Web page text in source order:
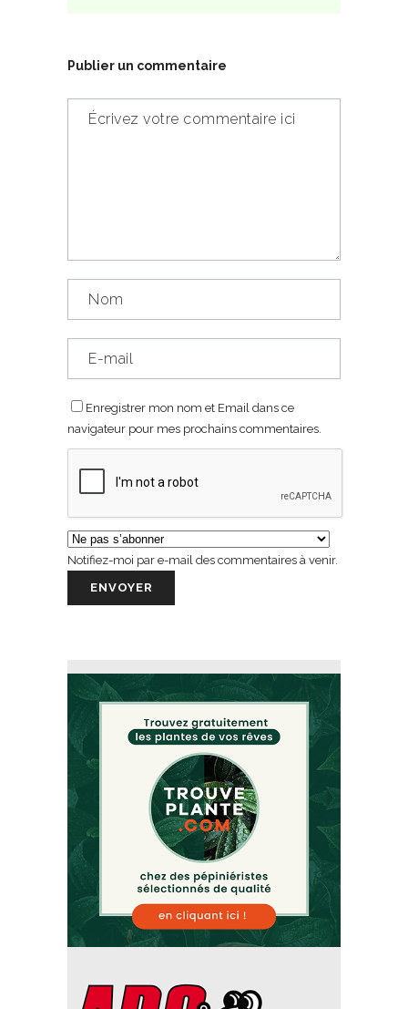
Publier un commentaire
Enregistrer mon nom et Email dans ce
navigateur pour mes prochains commentaires.
Notifiez-moi par e-mail des commentaires à venir.